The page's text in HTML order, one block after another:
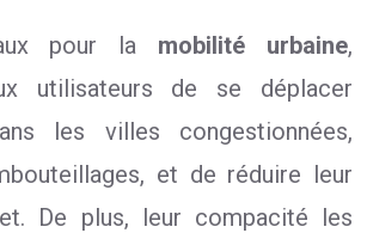
pour la mobilité urbaine,
utilisateurs de se déplacer
les villes congestionnées,
et de réduire leur
De plus, leur compacité les